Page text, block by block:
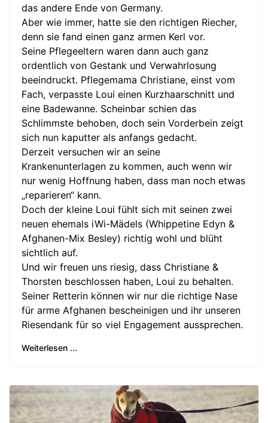
das andere Ende von Germany.
Aber wie immer, hatte sie den richtigen Riecher,
denn sie fand einen ganz armen Kerl vor.
Seine Pflegeeltern waren dann auch ganz
ordentlich von Gestank und Verwahrlosung
beeindruckt. Pflegemama Christiane, einst vom
Fach, verpasste Loui einen Kurzhaarschnitt und
eine Badewanne. Scheinbar schien das
Schlimmste behoben, doch sein Vorderbein zeigt
sich nun kaputter als anfangs gedacht.
Derzeit versuchen wir an seine
Krankenunterlagen zu kommen, auch wenn wir
nur wenig Hoffnung haben, dass man noch etwas
„reparieren“ kann.
Doch der kleine Loui fühlt sich mit seinen zwei
neuen ehemals iWi-Mädels (Whippetine Edyn &
Afghanen-Mix Besley) richtig wohl und blüht
sichtlich auf.
Und wir freuen uns riesig, dass Christiane &
Thorsten beschlossen haben, Loui zu behalten.
Seiner Retterin können wir nur die richtige Nase
für arme Afghanen bescheinigen und ihr unseren
Riesendank für so viel Engagement aussprechen.
Weiterlesen ...